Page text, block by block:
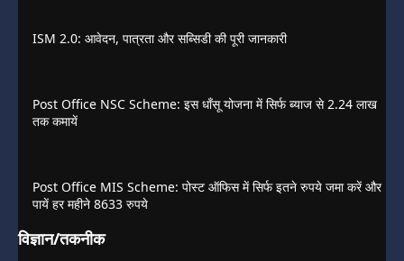
ISM 2.0: आवेदन, पात्रता और सब्सिडी की पूरी जानकारी
Post Office NSC Scheme: इस धाँसू योजना में सिर्फ ब्याज से 2.24 लाख
तक कमायें
Post Office MIS Scheme: पोस्ट ऑफिस में सिर्फ इतने रुपये जमा करें और
पायें हर महीने 8633 रुपये
विज्ञान/तकनीक